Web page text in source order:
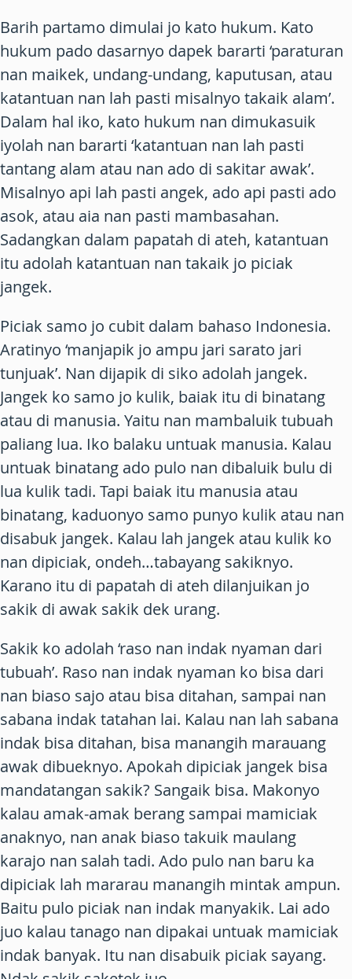
Barih partamo dimulai jo kato hukum. Kato
hukum pado dasarnyo dapek bararti ‘paraturan
nan maikek, undang-undang, kaputusan, atau
katantuan nan lah pasti misalnyo takaik alam’.
Dalam hal iko, kato hukum nan dimukasuik
iyolah nan bararti ‘katantuan nan lah pasti
tantang alam atau nan ado di sakitar awak’.
Misalnyo api lah pasti angek, ado api pasti ado
asok, atau aia nan pasti mambasahan.
Sadangkan dalam papatah di ateh, katantuan
itu adolah katantuan nan takaik jo piciak
jangek.
Piciak samo jo cubit dalam bahaso Indonesia.
Aratinyo ‘manjapik jo ampu jari sarato jari
tunjuak’. Nan dijapik di siko adolah jangek.
Jangek ko samo jo kulik, baiak itu di binatang
atau di manusia. Yaitu nan mambaluik tubuah
paliang lua. Iko balaku untuak manusia. Kalau
untuak binatang ado pulo nan dibaluik bulu di
lua kulik tadi. Tapi baiak itu manusia atau
binatang, kaduonyo samo punyo kulik atau nan
disabuk jangek. Kalau lah jangek atau kulik ko
nan dipiciak, ondeh…tabayang sakiknyo.
Karano itu di papatah di ateh dilanjuikan jo
sakik di awak sakik dek urang.
Sakik ko adolah ‘raso nan indak nyaman dari
tubuah’. Raso nan indak nyaman ko bisa dari
nan biaso sajo atau bisa ditahan, sampai nan
sabana indak tatahan lai. Kalau nan lah sabana
indak bisa ditahan, bisa manangih marauang
awak dibueknyo. Apokah dipiciak jangek bisa
mandatangan sakik? Sangaik bisa. Makonyo
kalau amak-amak berang sampai mamiciak
anaknyo, nan anak biaso takuik maulang
karajo nan salah tadi. Ado pulo nan baru ka
dipiciak lah mararau manangih mintak ampun.
Baitu pulo piciak nan indak manyakik. Lai ado
juo kalau tanago nan dipakai untuak mamiciak
indak banyak. Itu nan disabuik piciak sayang.